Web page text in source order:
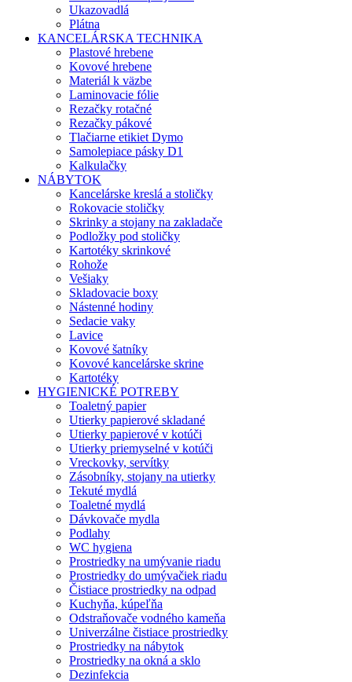
Ukazovadlá
Plátna
KANCELÁRSKA TECHNIKA
Plastové hrebene
Kovové hrebene
Materiál k väzbe
Laminovacie fólie
Rezačky rotačné
Rezačky pákové
Tlačiarne etikiet Dymo
Samolepiace pásky D1
Kalkulačky
NÁBYTOK
Kancelárske kreslá a stoličky
Rokovacie stoličky
Skrinky a stojany na zakladače
Podložky pod stoličky
Kartotéky skrinkové
Rohože
Vešiaky
Skladovacie boxy
Nástenné hodiny
Sedacie vaky
Lavice
Kovové šatníky
Kovové kancelárske skrine
Kartotéky
HYGIENICKÉ POTREBY
Toaletný papier
Utierky papierové skladané
Utierky papierové v kotúči
Utierky priemyselné v kotúči
Vreckovky, servítky
Zásobníky, stojany na utierky
Tekuté mydlá
Toaletné mydlá
Dávkovače mydla
Podlahy
WC hygiena
Prostriedky na umývanie riadu
Prostriedky do umývačiek riadu
Čistiace prostriedky na odpad
Kuchyňa, kúpeľňa
Odstraňovače vodného kameňa
Univerzálne čistiace prostriedky
Prostriedky na nábytok
Prostriedky na okná a sklo
Dezinfekcia